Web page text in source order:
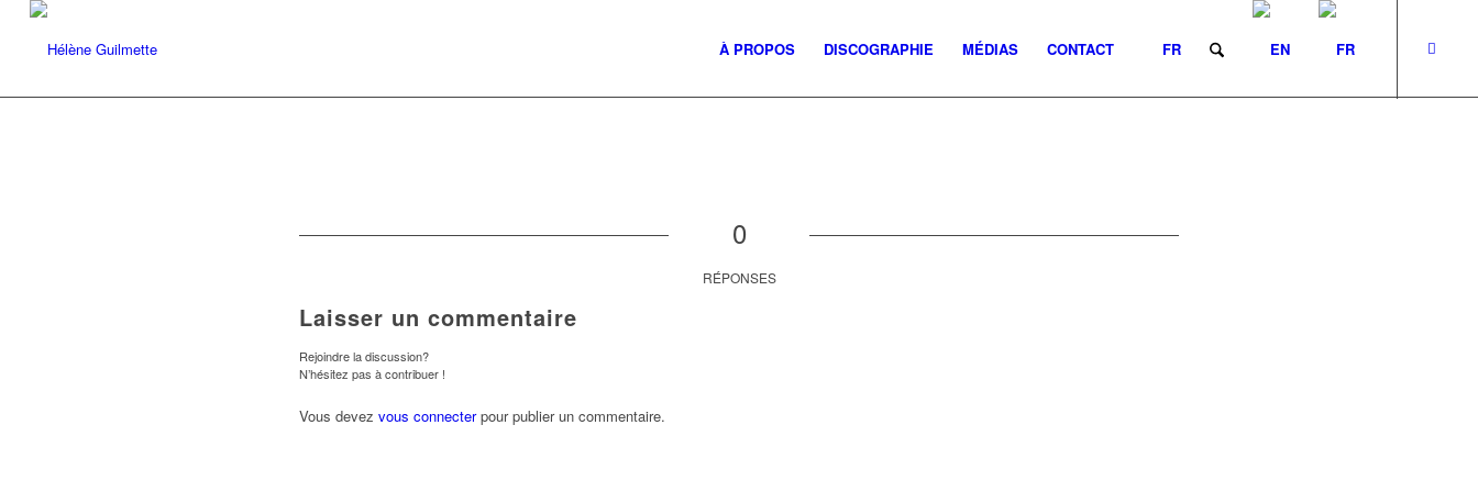
À PROPOS DISCOGRAPHIE MÉDIAS CONTACT FR
0
RÉPONSES
Laisser un commentaire
Rejoindre la discussion?
N’hésitez pas à contribuer !
Vous devez vous connecterpour publier un commentaire.